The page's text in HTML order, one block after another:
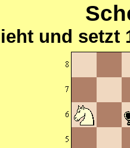
und setzt